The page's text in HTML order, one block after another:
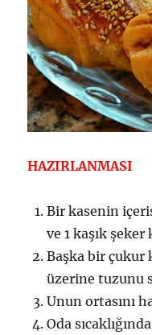
HAZIRLANMASI
Bir kasenin
ve 1 kaşık
Başka bir çukur
üzerine tuzunu
Unun ortasını
Oda